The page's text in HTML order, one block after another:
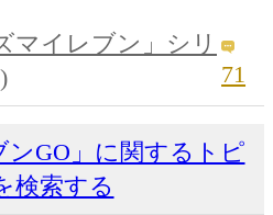
マイレブン」シリ
71
ンGO」に関するトピ
検索する